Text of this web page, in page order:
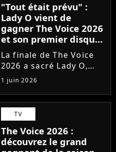
"Tout était prévu" :
Lady O vient de
gagner The Voice 2026
et son premier disque
est déjà disponible
La finale de The Voice
2026 a sacré Lady O,
talent de Florent Pagny
qui s'est imposée dans
le coeur du public grâce
à son timbre envoûtant.
À seulement 18 ans, la
jeune artiste suisse...
1 juin 2026
TV
The Voice 2026 :
découvrez le grand